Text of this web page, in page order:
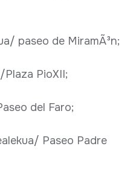
paseo de MiramÃ³n;
PioXII;
del Faro;
Paseo Padre